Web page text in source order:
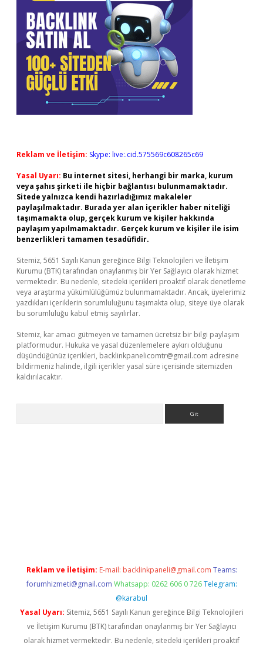
Reklam ve İletişim: Skype: live:.cid.575569c608265c69
Yasal Uyarı: Bu internet sitesi, herhangi bir marka, kurum
veya şahıs şirketi ile hiçbir bağlantısı bulunmamaktadır.
Sitede yalnızca kendi hazırladığımız makaleler
paylaşılmaktadır. Burada yer alan içerikler haber niteliği
taşımamakta olup, gerçek kurum ve kişiler hakkında
paylaşım yapılmamaktadır. Gerçek kurum ve kişiler ile isim
benzerlikleri tamamen tesadüfidir.
Sitemiz, 5651 Sayılı Kanun gereğince Bilgi Teknolojileri ve İletişim
Kurumu (BTK) tarafından onaylanmış bir Yer Sağlayıcı olarak hizmet
vermektedir. Bu nedenle, sitedeki içerikleri proaktif olarak denetleme
veya araştırma yükümlülüğümüz bulunmamaktadır. Ancak, üyelerimiz
yazdıkları içeriklerin sorumluluğunu taşımakta olup, siteye üye olarak
bu sorumluluğu kabul etmiş sayılırlar.
Sitemiz, kar amacı gütmeyen ve tamamen ücretsiz bir bilgi paylaşım
platformudur. Hukuka ve yasal düzenlemelere aykırı olduğunu
düşündüğünüz içerikleri, backlinkpanelicomtr@gmail.com adresine
bildirmeniz halinde, ilgili içerikler yasal süre içerisinde sitemizden
kaldırılacaktır.
Reklam ve İletişim: E-mail: backlinkpaneli@gmail.com Teams:
forumhizmeti@gmail.com Whatsapp: 0262 606 0 726 Telegram:
@karabul
Yasal Uyarı: Sitemiz, 5651 Sayılı Kanun gereğince Bilgi Teknolojileri
ve İletişim Kurumu (BTK) tarafından onaylanmış bir Yer Sağlayıcı
olarak hizmet vermektedir. Bu nedenle, sitedeki içerikleri proaktif